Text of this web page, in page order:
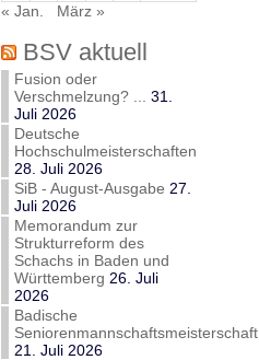
« Jan. März »
BSV aktuell
Fusion oder
Verschmelzung? ...
31.
Juli 2026
Deutsche
Hochschulmeisterschaften
28. Juli 2026
SiB - August-Ausgabe 27.
Juli 2026
Memorandum zur
Strukturreform des
Schachs in Baden und
Württemberg 26. Juli
2026
Badische
Seniorenmannschaftsmeisterschaft
21. Juli 2026